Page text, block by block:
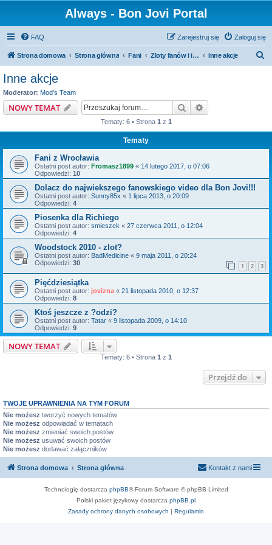
Always - Bon Jovi Portal
FAQ Zaloguj się
Zarejestruj się
Strona domowa Strona główna Fani Zloty fanów i inne akcje Inne akcje
Inne akcje
Moderator: Mod's Team
NOWY TEMAT Szukaj
Tematy: 6 • Strona 1 z 1
Tematy
Fani z Wrocławia
Ostatni post autor: Fromasz1899 « 14 lutego 2017, o 07:06
Odpowiedzi: 10
Dolacz do najwiekszego fanowskiego video dla Bon Jovi!!!
Ostatni post autor: Sunny85x « 1 lipca 2013, o 20:09
Odpowiedzi: 4
Piosenka dla Richiego
Ostatni post autor: smieszek « 27 czerwca 2011, o 12:04
Odpowiedzi: 4
Woodstock 2010 - zlot?
Ostatni post autor: BadMedicine « 9 maja 2011, o 20:24
Odpowiedzi: 30 1 2 3
Pięćdziesiątka
Ostatni post autor: jovizna « 21 listopada 2010, o 12:37
Odpowiedzi: 8
Ktoś jeszcze z ?odzi?
Ostatni post autor: Tatar « 9 listopada 2009, o 14:10
Odpowiedzi: 9
NOWY TEMAT
Tematy: 6 • Strona 1 z 1
Przejdź do
TWOJE UPRAWNIENIA NA TYM FORUM
Nie możesz tworzyć nowych tematów
Nie możesz odpowiadać w tematach
Nie możesz zmieniać swoich postów
Nie możesz usuwać swoich postów
Nie możesz dodawać załączników
Strona domowa Strona główna Kontakt z nami
Technologię dostarcza phpBB® Forum Software © phpBB Limited
Polski pakiet językowy dostarcza phpBB.pl
Zasady ochrony danych osobowych | Regulamin